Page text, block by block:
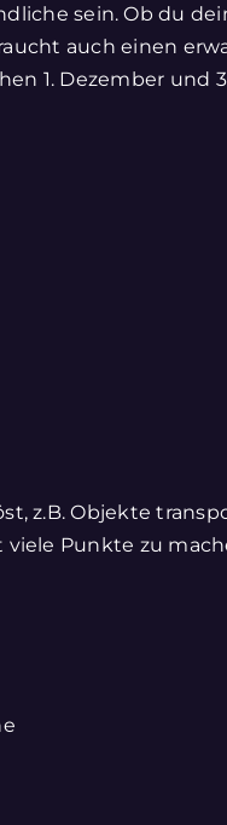
sein. Ob du
auch einen
1. Dezember und
z.B. Objekte
Punkte zu